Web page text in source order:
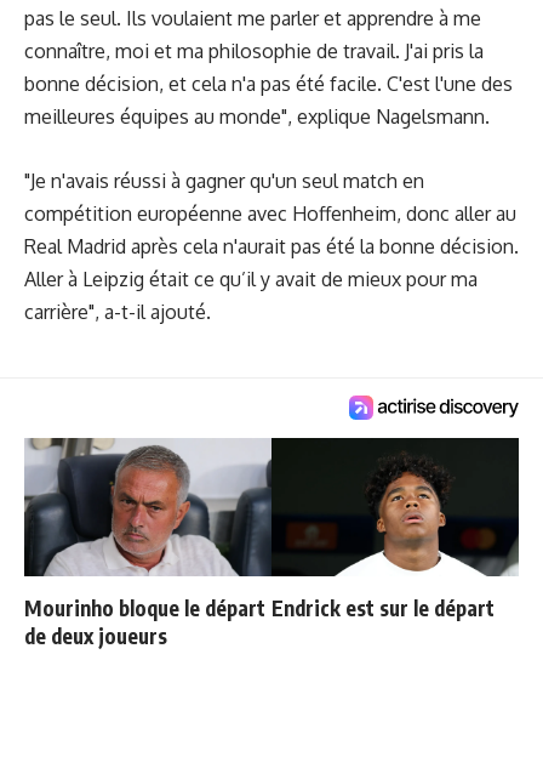
pas le seul. Ils voulaient me parler et apprendre à me
connaître, moi et ma philosophie de travail. J'ai pris la
bonne décision, et cela n'a pas été facile. C'est l'une des
meilleures équipes au monde", explique Nagelsmann.
"Je n'avais réussi à gagner qu'un seul match en
compétition européenne avec Hoffenheim, donc aller au
Real Madrid après cela n'aurait pas été la bonne décision.
Aller à Leipzig était ce qu’il y avait de mieux pour ma
carrière", a-t-il ajouté.
Mourinho bloque le départ
de deux joueurs
Endrick est sur le départ